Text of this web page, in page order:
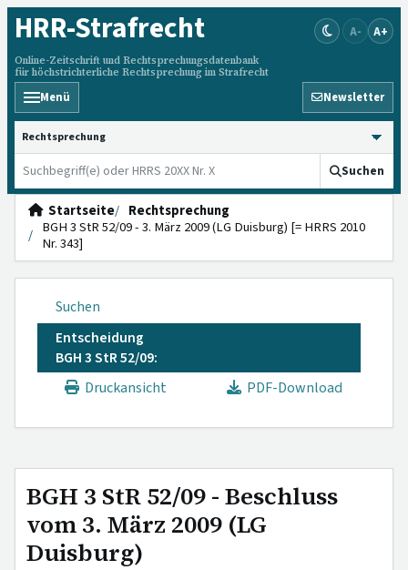
HRR-Strafrecht
Online-Zeitschrift und Rechtsprechungsdatenbank
für höchstrichterliche Rechtsprechung im Strafrecht
A- A+
Menü Newsletter
HRRS durchsuchen
Suchen
Startseite
Rechtsprechung
BGH 3 StR 52/09 - 3. März 2009 (LG Duisburg) [= HRRS 2010
Nr. 343]
Suchen
Entscheidung
BGH 3 StR 52/09:
Druckansicht
PDF-Download
BGH 3 StR 52/09 - Beschluss
vom 3. März 2009 (LG
Duisburg)